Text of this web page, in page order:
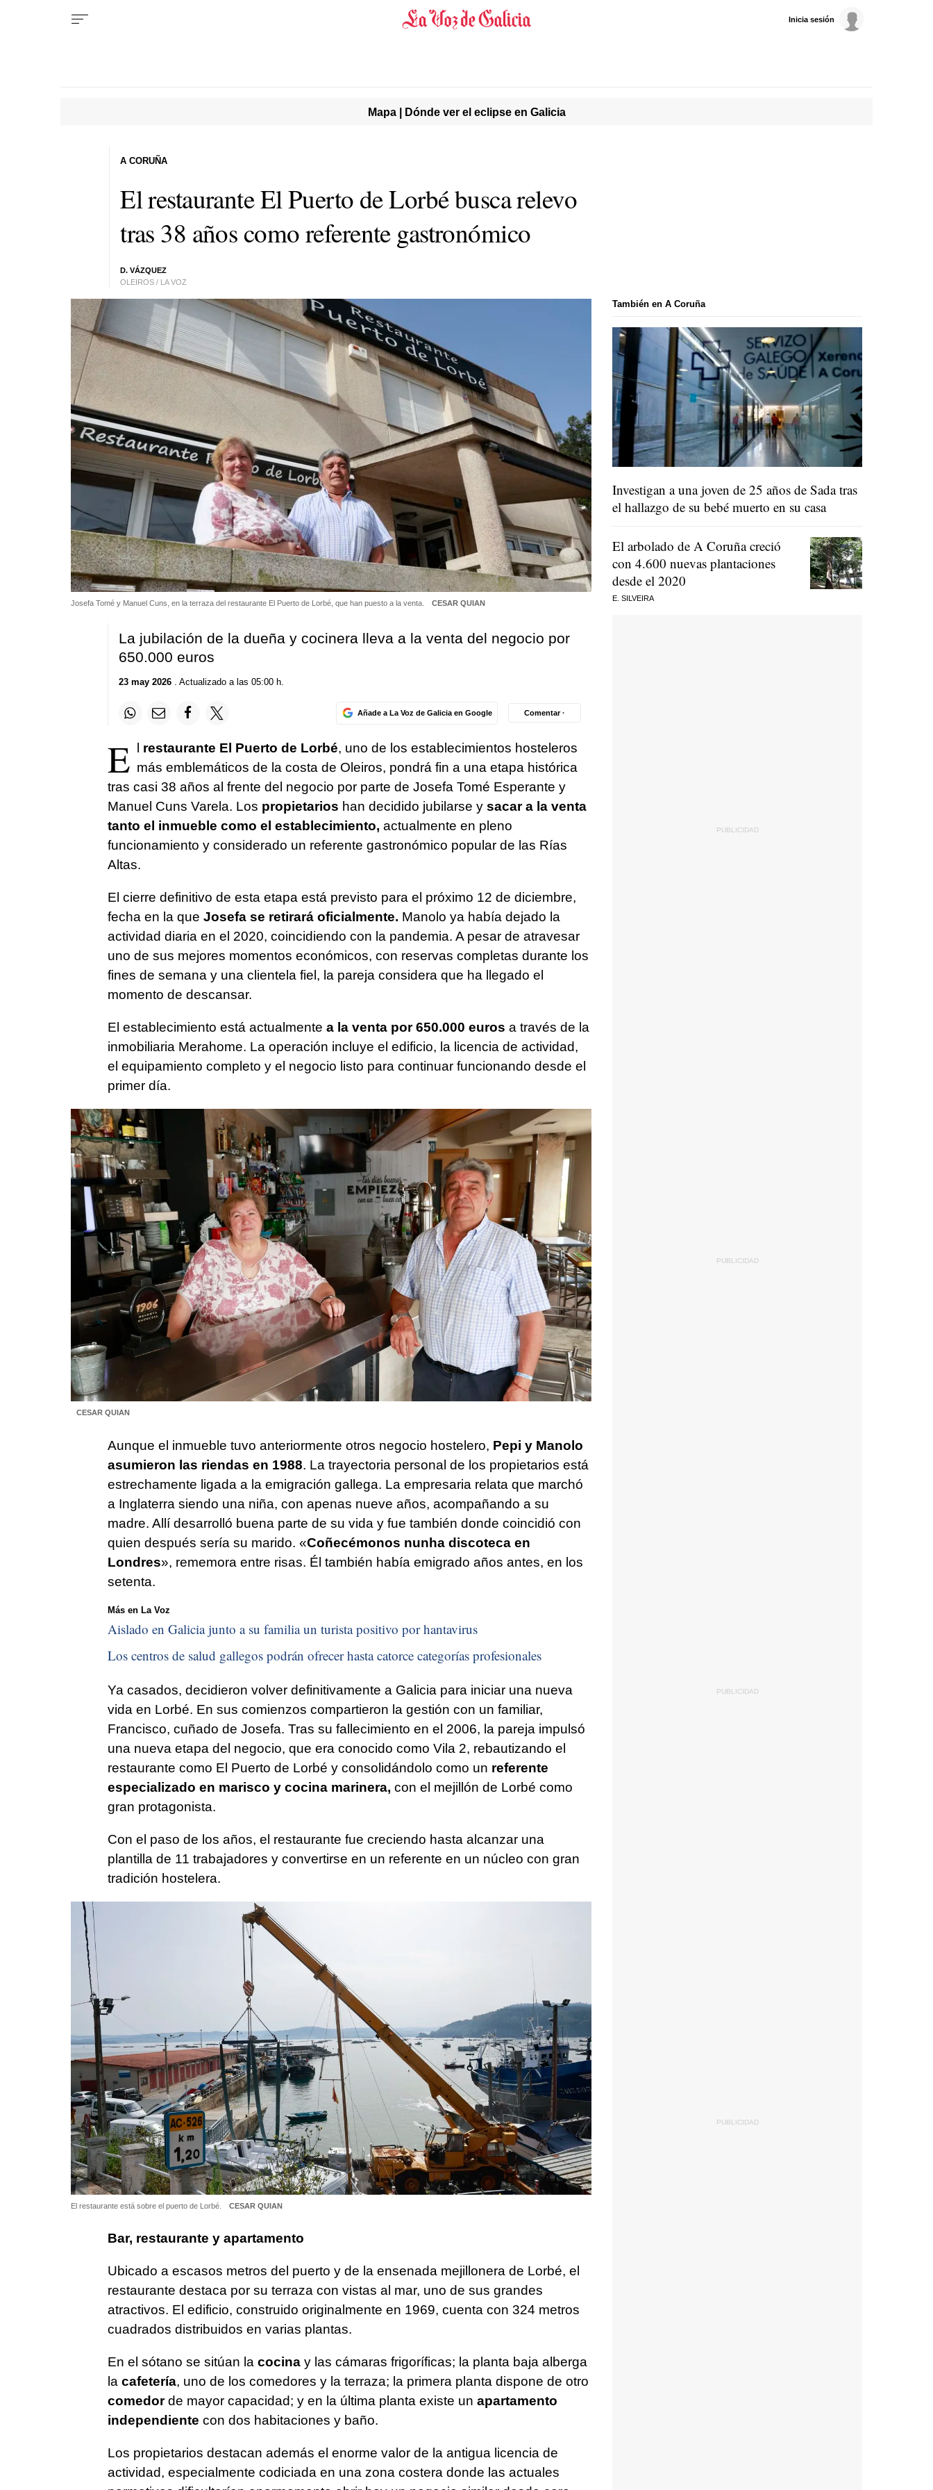
Inicia sesión
Mapa | Dónde ver el eclipse en Galicia
El restaurante El Puerto de Lorbé busca relevo
tras 38 años como referente gastronómico
D. VÁZQUEZ
OLEIROS / LA VOZ
A CORUÑA
Josefa Tomé y Manuel Cuns, en la terraza del restaurante El Puerto de Lorbé, que han puesto a la venta. CESAR QUIAN
La jubilación de la dueña y cocinera lleva a la venta del negocio por
650.000 euros
23 may 2026. Actualizado a las 05:00 h.
Añade a La Voz de Galicia en Google Comentar ·
E l restaurante El Puerto de Lorbé, uno de los establecimientos hosteleros
más emblemáticos de la costa de Oleiros, pondrá fin a una etapa histórica
tras casi 38 años al frente del negocio por parte de Josefa Tomé Esperante y
Manuel Cuns Varela. Los propietarios han decidido jubilarse y sacar a la venta
tanto el inmueble como el establecimiento, actualmente en pleno
funcionamiento y considerado un referente gastronómico popular de las Rías
Altas.
El cierre definitivo de esta etapa está previsto para el próximo 12 de diciembre,
fecha en la que Josefa se retirará oficialmente. Manolo ya había dejado la
actividad diaria en el 2020, coincidiendo con la pandemia. A pesar de atravesar
uno de sus mejores momentos económicos, con reservas completas durante los
fines de semana y una clientela fiel, la pareja considera que ha llegado el
momento de descansar.
El establecimiento está actualmente a la venta por 650.000 euros a través de la
inmobiliaria Merahome. La operación incluye el edificio, la licencia de actividad,
el equipamiento completo y el negocio listo para continuar funcionando desde el
primer día.
CESAR QUIAN
Aunque el inmueble tuvo anteriormente otros negocio hostelero, Pepi y Manolo
asumieron las riendas en 1988. La trayectoria personal de los propietarios está
estrechamente ligada a la emigración gallega. La empresaria relata que marchó
a Inglaterra siendo una niña, con apenas nueve años, acompañando a su
madre. Allí desarrolló buena parte de su vida y fue también donde coincidió con
quien después sería su marido. «Coñecémonos nunha discoteca en
Londres», rememora entre risas. Él también había emigrado años antes, en los
setenta.
Más en La Voz
Aislado en Galicia junto a su familia un turista positivo por hantavirus
Los centros de salud gallegos podrán ofrecer hasta catorce categorías profesionales
Ya casados, decidieron volver definitivamente a Galicia para iniciar una nueva
vida en Lorbé. En sus comienzos compartieron la gestión con un familiar,
Francisco, cuñado de Josefa. Tras su fallecimiento en el 2006, la pareja impulsó
una nueva etapa del negocio, que era conocido como Vila 2, rebautizando el
restaurante como El Puerto de Lorbé y consolidándolo como un referente
especializado en marisco y cocina marinera, con el mejillón de Lorbé como
gran protagonista.
Con el paso de los años, el restaurante fue creciendo hasta alcanzar una
plantilla de 11 trabajadores y convertirse en un referente en un núcleo con gran
tradición hostelera.
El restaurante está sobre el puerto de Lorbé. CESAR QUIAN
Bar, restaurante y apartamento
Ubicado a escasos metros del puerto y de la ensenada mejillonera de Lorbé, el
restaurante destaca por su terraza con vistas al mar, uno de sus grandes
atractivos. El edificio, construido originalmente en 1969, cuenta con 324 metros
cuadrados distribuidos en varias plantas.
En el sótano se sitúan la cocinay las cámaras frigoríficas; la planta baja alberga
la cafetería, uno de los comedores y la terraza; la primera planta dispone de otro
comedorde mayor capacidad; y en la última planta existe un apartamento
independiente con dos habitaciones y baño.
Los propietarios destacan además el enorme valor de la antigua licencia de
actividad, especialmente codiciada en una zona costera donde las actuales
También en A Coruña
Investigan a una joven de 25 años de Sada tras
el hallazgo de su bebé muerto en su casa
El arbolado de A Coruña creció
con 4.600 nuevas plantaciones
desde el 2020
E. SILVEIRA